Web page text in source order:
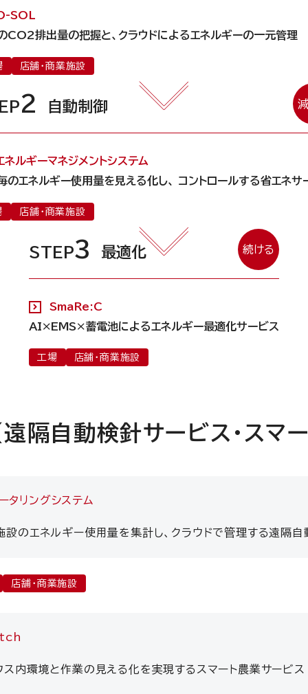
SOL
CO2排出量の把握と、クラウドによるエネルギーの一元管理
店舗・商業施設
2 自動制御
ネルギーマネジメントシステム
のエネルギー使用量を見える化し、 コントロールする省エネサ
店舗・商業施設
STEP3 最適化 続ける
SmaRe:C
AI×EMS×蓄電池によるエネルギー最適化サービス
工場 店舗・商業施設
隔自動検針サービス・スマー
タリングシステム
設のエネルギー使用量を集計し、クラウドで管理する遠隔自
店舗・商業施設
内環境と作業の見える化を実現するスマート農業サービス